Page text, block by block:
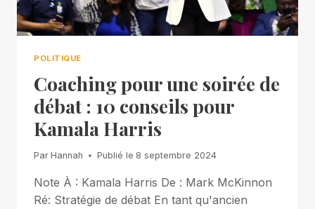
POLITIQUE
Coaching pour une soirée de
débat : 10 conseils pour
Kamala Harris
Par Hannah Publié le 8 septembre 2024
Note À : Kamala Harris De : Mark McKinnon
Ré: Stratégie de débat En tant qu'ancien